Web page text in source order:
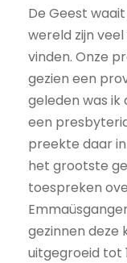
De Geest
wereld zijn
vinden. Onze
gezien een
geleden was ik
een
preekte daar
het grootste
toespreken
gezinnen deze
uitgegroeid tot